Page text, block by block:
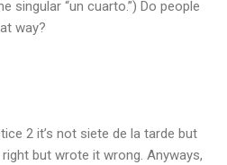
singular “un cuarto.”) Do people
way?
2 it’s not siete de la tarde but
but wrote it wrong. Anyways,